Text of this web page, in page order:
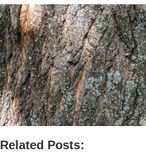
Related Posts: